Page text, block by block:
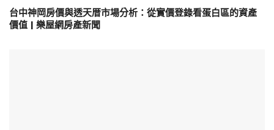
台中神岡房價與透天厝市場分析：從實價登錄看蛋白區的資產
價值 | 樂屋網房產新聞